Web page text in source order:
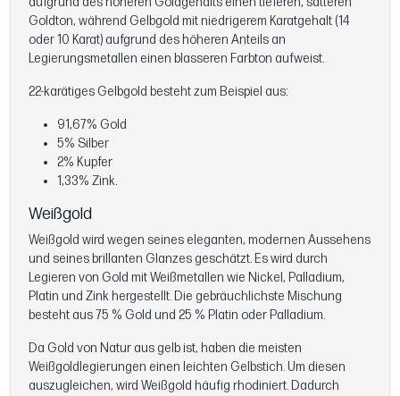
Goldton, während Gelbgold mit niedrigerem Karatgehalt (14
oder 10 Karat) aufgrund des höheren Anteils an
Legierungsmetallen einen blasseren Farbton aufweist.
22-karätiges Gelbgold besteht zum Beispiel aus:
91,67% Gold
5% Silber
2% Kupfer
1,33% Zink.
Weißgold
Weißgold wird wegen seines eleganten, modernen Aussehens
und seines brillanten Glanzes geschätzt. Es wird durch
Legieren von Gold mit Weißmetallen wie Nickel, Palladium,
Platin und Zink hergestellt. Die gebräuchlichste Mischung
besteht aus 75 % Gold und 25 % Platin oder Palladium.
Da Gold von Natur aus gelb ist, haben die meisten
Weißgoldlegierungen einen leichten Gelbstich. Um diesen
auszugleichen, wird Weißgold häufig rhodiniert. Dadurch